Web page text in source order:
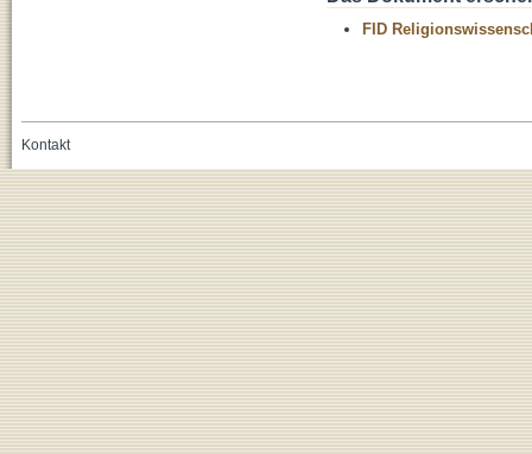
FID
Kontakt